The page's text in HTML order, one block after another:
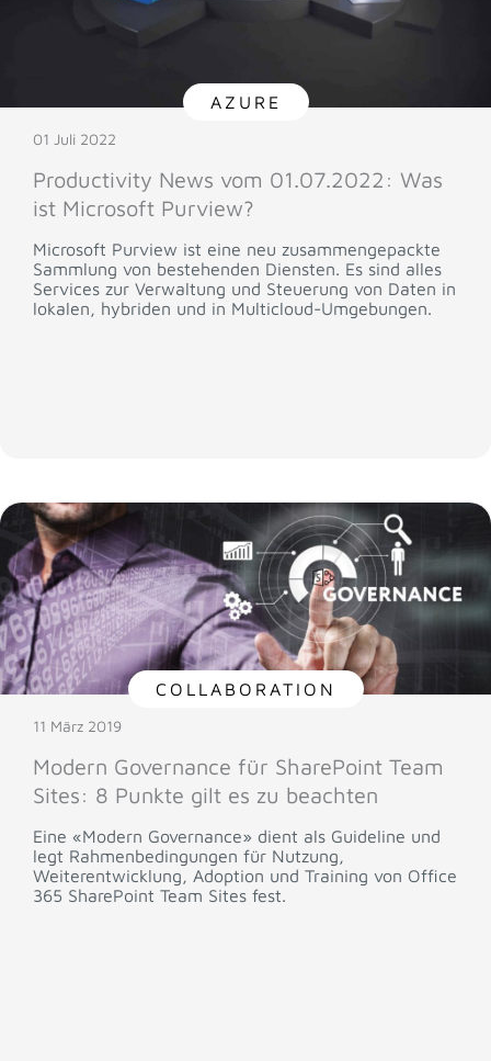
AZURE
01 Juli 2022
Productivity News vom 01.07.2022: Was
ist Microsoft Purview?
Microsoft Purview ist eine neu zusammengepackte
Sammlung von bestehenden Diensten. Es sind alles
Services zur Verwaltung und Steuerung von Daten in
lokalen, hybriden und in Multicloud-Umgebungen.
COLLABORATION
11 März 2019
Modern Governance für SharePoint Team
Sites: 8 Punkte gilt es zu beachten
Eine «Modern Governance» dient als Guideline und
legt Rahmenbedingungen für Nutzung,
Weiterentwicklung, Adoption und Training von Office
365 SharePoint Team Sites fest.